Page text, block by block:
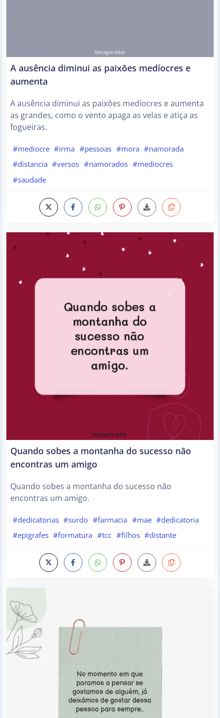
A ausência diminui as paixões medíocres e
aumenta
A ausência diminui as paixões medíocres e aumenta
as grandes, como o vento apaga as velas e atiça as
fogueiras.
#mediocre #irma #pessoas #mora #namorada
#distancia #versos #namorados #mediocres
#saudade
Quando sobes a montanha do sucesso não
encontras um amigo
Quando sobes a montanha do sucesso não
encontras um amigo.
#dedicatorias #surdo #farmacia #mae #dedicatoria
#epigrafes #formatura #tcc #filhos #distante